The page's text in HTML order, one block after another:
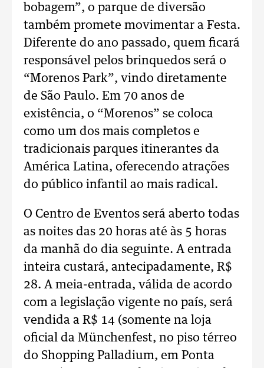
bobagem”, o parque de diversão
também promete movimentar a Festa.
Diferente do ano passado, quem ficará
responsável pelos brinquedos será o
“Morenos Park”, vindo diretamente
de São Paulo. Em 70 anos de
existência, o “Morenos” se coloca
como um dos mais completos e
tradicionais parques itinerantes da
América Latina, oferecendo atrações
do público infantil ao mais radical.
O Centro de Eventos será aberto todas
as noites das 20 horas até às 5 horas
da manhã do dia seguinte. A entrada
inteira custará, antecipadamente, R$
28. A meia-entrada, válida de acordo
com a legislação vigente no país, será
vendida a R$ 14 (somente na loja
oficial da Münchenfest, no piso térreo
do Shopping Palladium, em Ponta